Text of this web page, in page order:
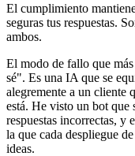
El cumplimiento
seguras tus respuestas.
ambos.
El modo de fallo que
sé". Es una IA que se
alegremente a un cliente
está. He visto un bot que
respuestas incorrectas, y
la que cada despliegue
ideas.